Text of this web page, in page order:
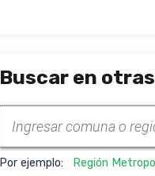
Buscar en
Por ejemplo: Región